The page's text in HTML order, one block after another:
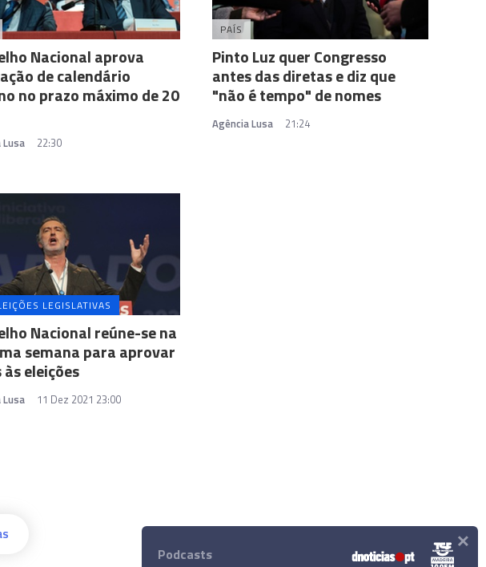
Nacional aprova
de calendário
no prazo máximo de 20
Lusa 22:30
PAÍS
Pinto Luz quer Congresso
antes das diretas e diz que
"não é tempo" de nomes
Agência Lusa 21:24
LEGISLATIVAS
Nacional reúne-se na
semana para aprovar
eleições
Lusa 11 Dez 2021 23:00
Podcasts ×